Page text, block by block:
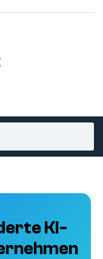
KI-